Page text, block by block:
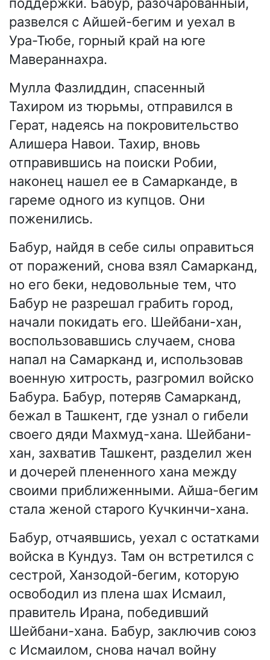
развелся с Айшей-бегим и уехал в
Ура-Тюбе, горный край на юге
Мавераннахра.
Мулла Фазлиддин, спасенный
Тахиром из тюрьмы, отправился в
Герат, надеясь на покровительство
Алишера Навои. Тахир, вновь
отправившись на поиски Робии,
наконец нашел ее в Самарканде, в
гареме одного из купцов. Они
поженились.
Бабур, найдя в себе силы оправиться
от поражений, снова взял Самарканд,
но его беки, недовольные тем, что
Бабур не разрешал грабить город,
начали покидать его. Шейбани-хан,
воспользовавшись случаем, снова
напал на Самарканд и, использовав
военную хитрость, разгромил войско
Бабура. Бабур, потеряв Самарканд,
бежал в Ташкент, где узнал о гибели
своего дяди Махмуд-хана. Шейбани-
хан, захватив Ташкент, разделил жен
и дочерей плененного хана между
своими приближенными. Айша-бегим
стала женой старого Кучкинчи-хана.
Бабур, отчаявшись, уехал с остатками
войска в Кундуз. Там он встретился с
сестрой, Ханзодой-бегим, которую
освободил из плена шах Исмаил,
правитель Ирана, победивший
Шейбани-хана. Бабур, заключив союз
с Исмаилом, снова начал войну